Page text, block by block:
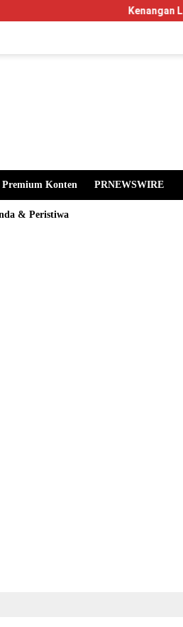
Kenangan Lama di
Premium Konten PRNEWSWIRE
& Peristiwa